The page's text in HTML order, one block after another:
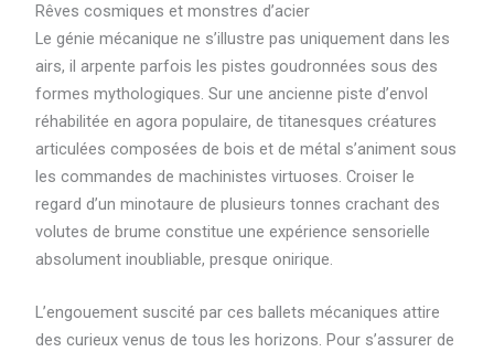
Rêves cosmiques et monstres d’acier
Le génie mécanique ne s’illustre pas uniquement dans les
airs, il arpente parfois les pistes goudronnées sous des
formes mythologiques. Sur une ancienne piste d’envol
réhabilitée en agora populaire, de titanesques créatures
articulées composées de bois et de métal s’animent sous
les commandes de machinistes virtuoses. Croiser le
regard d’un minotaure de plusieurs tonnes crachant des
volutes de brume constitue une expérience sensorielle
absolument inoubliable, presque onirique.
L’engouement suscité par ces ballets mécaniques attire
des curieux venus de tous les horizons. Pour s’assurer de